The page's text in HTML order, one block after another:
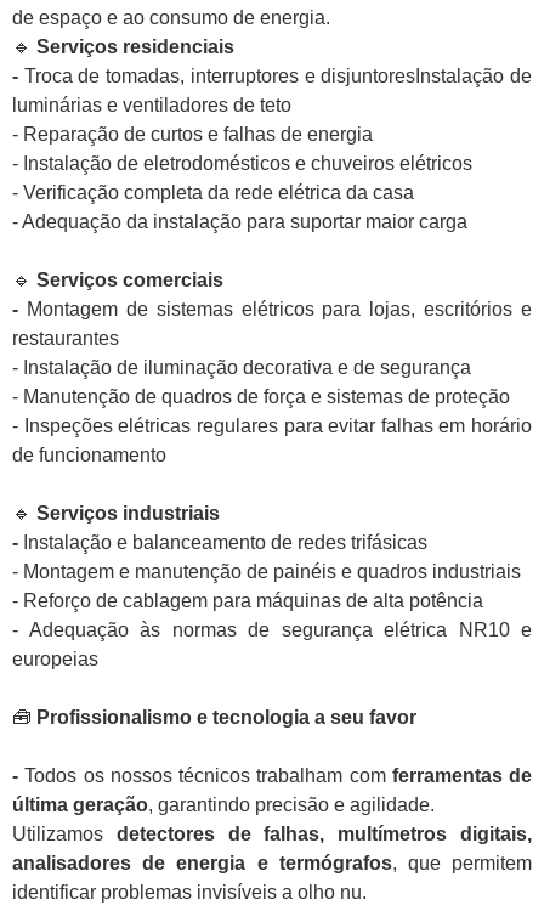
de espaço e ao consumo de energia.
🔹 Serviços residenciais
- Troca de tomadas, interruptores e disjuntoresInstalação de
luminárias e ventiladores de teto
- Reparação de curtos e falhas de energia
- Instalação de eletrodomésticos e chuveiros elétricos
- Verificação completa da rede elétrica da casa
- Adequação da instalação para suportar maior carga
🔹 Serviços comerciais
- Montagem de sistemas elétricos para lojas, escritórios e
restaurantes
- Instalação de iluminação decorativa e de segurança
- Manutenção de quadros de força e sistemas de proteção
- Inspeções elétricas regulares para evitar falhas em horário
de funcionamento
🔹 Serviços industriais
- Instalação e balanceamento de redes trifásicas
- Montagem e manutenção de painéis e quadros industriais
- Reforço de cablagem para máquinas de alta potência
- Adequação às normas de segurança elétrica NR10 e
europeias
🧰 Profissionalismo e tecnologia a seu favor
-Todos os nossos técnicos trabalham com ferramentas de
última geração, garantindo precisão e agilidade.
Utilizamos detectores de falhas, multímetros digitais,
analisadores de energia e termógrafos, que permitem
identificar problemas invisíveis a olho nu.